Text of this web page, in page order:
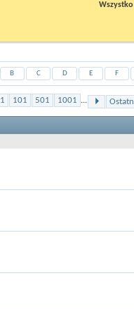
Wszystko
B C D E F
101 501 1001 ...